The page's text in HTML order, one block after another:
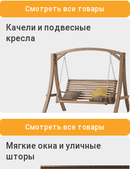
Смотреть все товары
Качели и подвесные
кресла
Смотреть все товары
Мягкие окна и уличные
шторы